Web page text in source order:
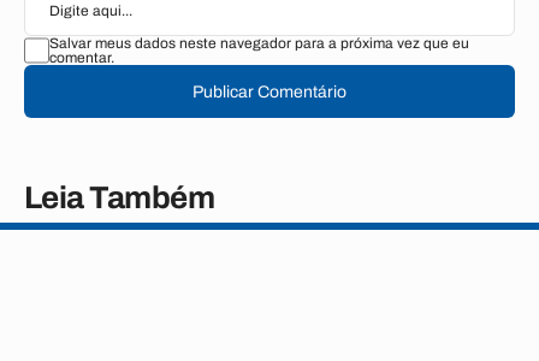
Salvar meus dados neste navegador para a próxima vez que eu
comentar.
Publicar Comentário
Leia Também